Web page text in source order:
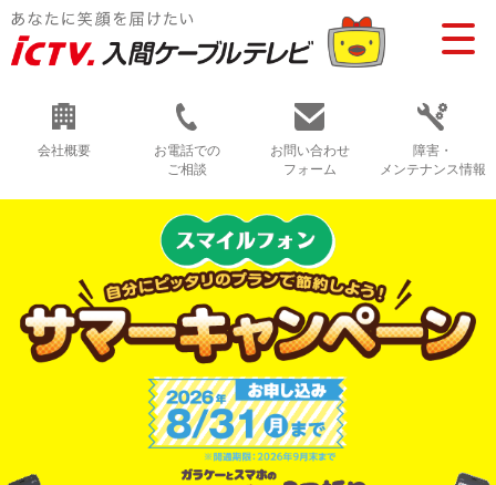
会社概要
お電話での
ご相談
お問い合わせ
フォーム
障害・
メンテナンス情報